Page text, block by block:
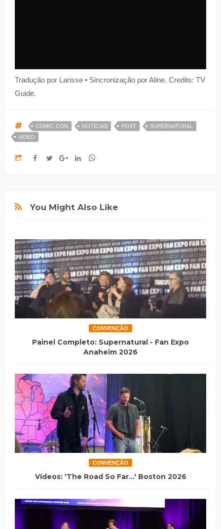
Tradução por Larisse • Sincronização por Aline. Credits: TV
Guide.
COMIC-CON NOTÍCIAS POST
SUPERNATURAL
VIDEO
You Might Also Like
CONVENÇÃO
Painel Completo: Supernatural - Fan Expo
Anaheim 2026
CONVENÇÃO
Vídeos: 'The Road So Far...' Boston 2026